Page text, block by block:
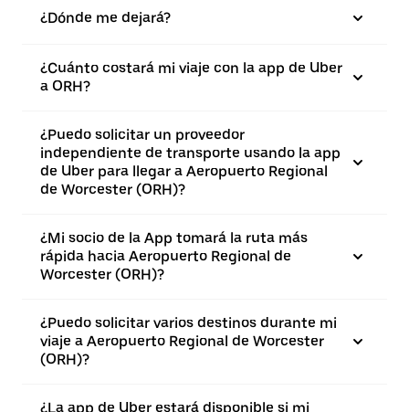
¿Dónde me dejará?
¿Cuánto costará mi viaje con la app de Uber
a ORH?
¿Puedo solicitar un proveedor
independiente de transporte usando la app
de Uber para llegar a Aeropuerto Regional
de Worcester (ORH)?
¿Mi socio de la App tomará la ruta más
rápida hacia Aeropuerto Regional de
Worcester (ORH)?
¿Puedo solicitar varios destinos durante mi
viaje a Aeropuerto Regional de Worcester
(ORH)?
¿La app de Uber estará disponible si mi